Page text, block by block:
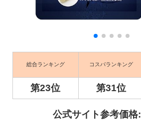
総合ランキング コスパランキング
第23位 第31位
公式サイト参考価格: